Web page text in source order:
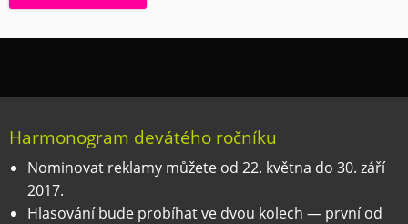
Harmonogram devátého ročníku
Nominovat reklamy můžete od 22. května do 30. září
2017.
Hlasování bude probíhat ve dvou kolech — první od